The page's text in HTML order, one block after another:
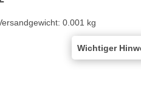
0.001 kg
Wichtiger